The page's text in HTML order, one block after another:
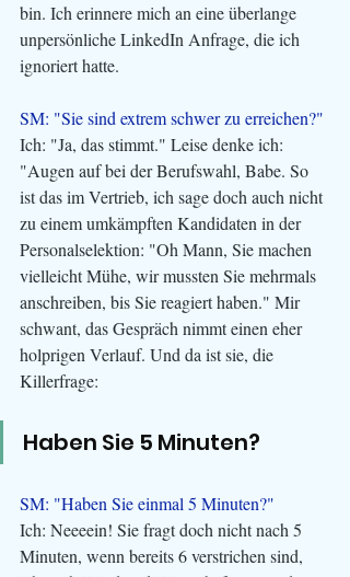
bin. Ich erinnere mich an eine überlange
unpersönliche LinkedIn Anfrage, die ich
ignoriert hatte.
SM: "Sie sind extrem schwer zu erreichen?"
Ich: "Ja, das stimmt." Leise denke ich:
"Augen auf bei der Berufswahl, Babe. So
ist das im Vertrieb, ich sage doch auch nicht
zu einem umkämpften Kandidaten in der
Personalselektion: "Oh Mann, Sie machen
vielleicht Mühe, wir mussten Sie mehrmals
anschreiben, bis Sie reagiert haben." Mir
schwant, das Gespräch nimmt einen eher
holprigen Verlauf. Und da ist sie, die
Killerfrage:
Haben Sie 5 Minuten?
SM: "Haben Sie einmal 5 Minuten?"
Ich: Neeeein! Sie fragt doch nicht nach 5
Minuten, wenn bereits 6 verstrichen sind,